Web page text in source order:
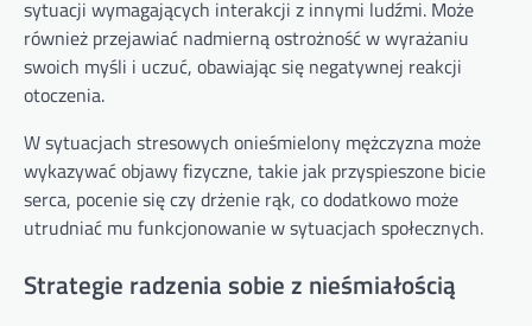
sytuacji wymagających interakcji z innymi ludźmi. Może
również przejawiać nadmierną ostrożność w wyrażaniu
swoich myśli i uczuć, obawiając się negatywnej reakcji
otoczenia.
W sytuacjach stresowych onieśmielony mężczyzna może
wykazywać objawy fizyczne, takie jak przyspieszone bicie
serca, pocenie się czy drżenie rąk, co dodatkowo może
utrudniać mu funkcjonowanie w sytuacjach społecznych.
Strategie radzenia sobie z nieśmiałością